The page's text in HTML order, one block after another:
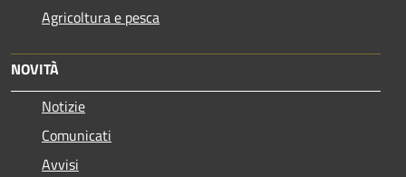
Agricoltura e pesca
NOVITÀ
Notizie
Comunicati
Avvisi